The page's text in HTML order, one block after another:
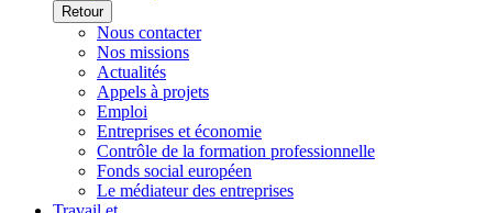
Retour
Nous contacter
Nos missions
Actualités
Appels à projets
Emploi
Entreprises et économie
Contrôle de la formation professionnelle
Fonds social européen
Le médiateur des entreprises